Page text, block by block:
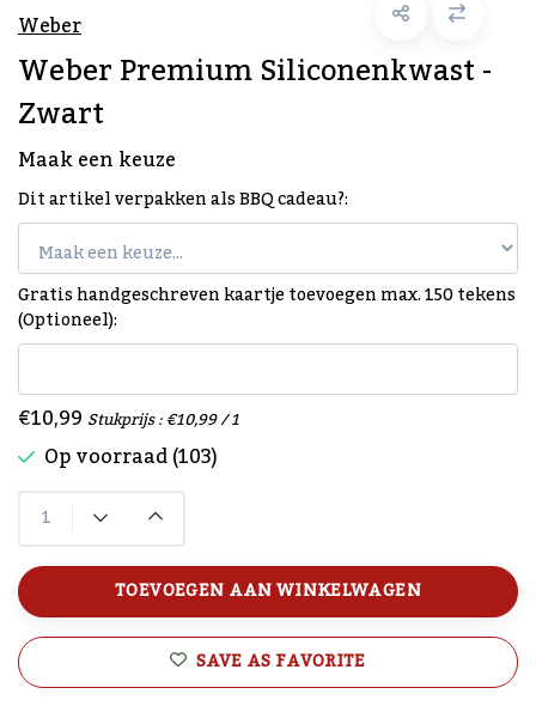
Weber
Weber Premium Siliconenkwast -
Zwart
Maak een keuze
Dit artikel verpakken als BBQ cadeau?:
Gratis handgeschreven kaartje toevoegen max. 150 tekens
(Optioneel):
€10,99 Stukprijs : €10,99 / 1
Op voorraad (103)
TOEVOEGEN AAN WINKELWAGEN
SAVE AS FAVORITE